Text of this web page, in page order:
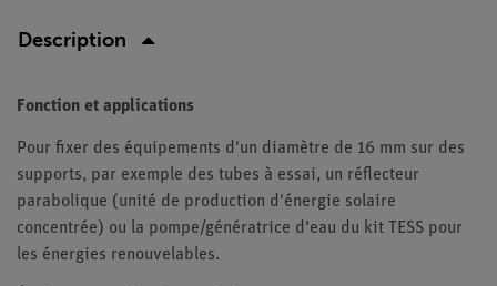
Description
Fonction et applications
Pour fixer des équipements d'un diamètre de 16 mm sur des
supports, par exemple des tubes à essai, un réflecteur
parabolique (unité de production d'énergie solaire
concentrée) ou la pompe/génératrice d'eau du kit TESS pour
les énergies renouvelables.